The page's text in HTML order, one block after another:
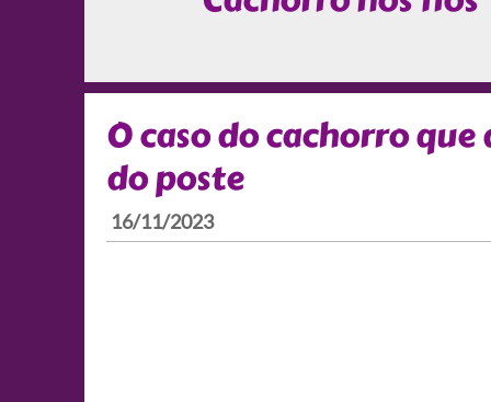
O caso do cachorro
do poste
16/11/2023